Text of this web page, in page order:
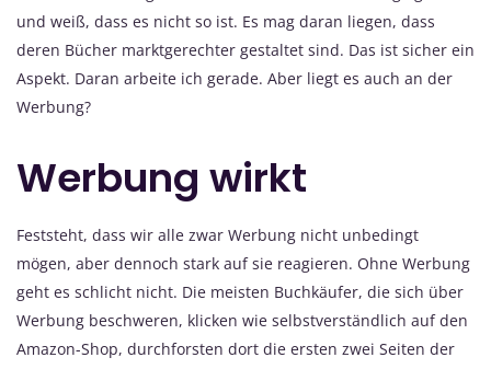
und weiß, dass es nicht so ist. Es mag daran liegen, dass
deren Bücher marktgerechter gestaltet sind. Das ist sicher ein
Aspekt. Daran arbeite ich gerade. Aber liegt es auch an der
Werbung?
Werbung wirkt
Feststeht, dass wir alle zwar Werbung nicht unbedingt
mögen, aber dennoch stark auf sie reagieren. Ohne Werbung
geht es schlicht nicht. Die meisten Buchkäufer, die sich über
Werbung beschweren, klicken wie selbstverständlich auf den
Amazon-Shop, durchforsten dort die ersten zwei Seiten der